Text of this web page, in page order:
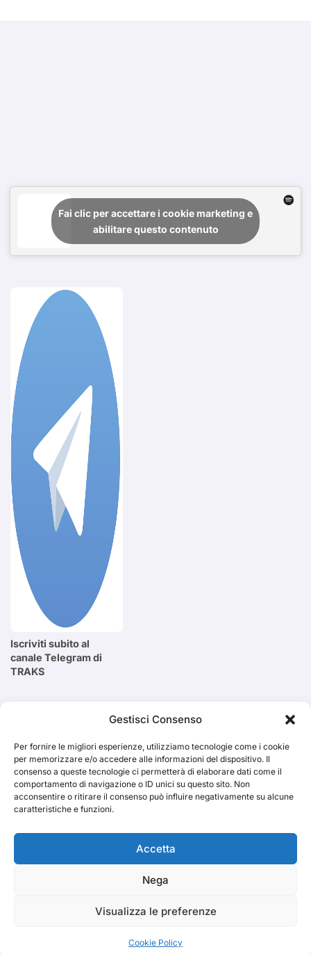
Gestisci Consenso
Per fornire le migliori esperienze, utilizziamo tecnologie come i cookie
per memorizzare e/o accedere alle informazioni del dispositivo. Il
consenso a queste tecnologie ci permetterà di elaborare dati come il
comportamento di navigazione o ID unici su questo sito. Non
acconsentire o ritirare il consenso può influire negativamente su alcune
caratteristiche e funzioni.
Accetta
Nega
Visualizza le preferenze
Cookie Policy
Fai clic per accettare i cookie marketing e
abilitare questo contenuto
Iscriviti subito al
canale Telegram di
TRAKS
Cerca
TRAKS
Dal 2014 musica indipendente ed emergente